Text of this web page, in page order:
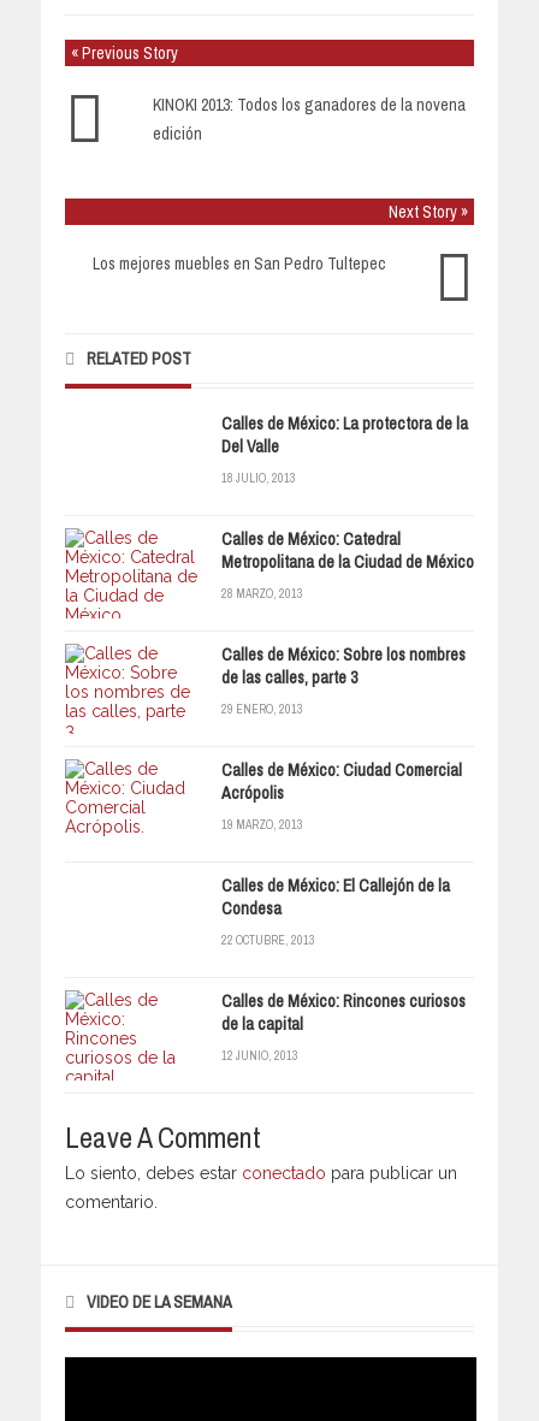
« Previous Story
KINOKI 2013: Todos los ganadores de la novena
edición
Next Story »
Los mejores muebles en San Pedro Tultepec
RELATED POST
Calles de México: La protectora de la
Del Valle
18 JULIO, 2013
Calles de México: Catedral
Metropolitana de la Ciudad de México
28 MARZO, 2013
Calles de México: Sobre los nombres
de las calles, parte 3
29 ENERO, 2013
Calles de México: Ciudad Comercial
Acrópolis
19 MARZO, 2013
Calles de México: El Callejón de la
Condesa
22 OCTUBRE, 2013
Calles de México: Rincones curiosos
de la capital
12 JUNIO, 2013
Leave A Comment
Lo siento, debes estar conectado para publicar un
comentario.
VIDEO DE LA SEMANA